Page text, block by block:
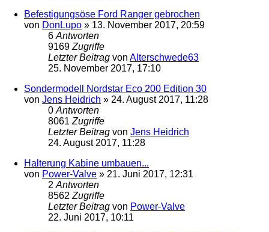
Befestigungsöse Ford Ranger gebrochen
von DonLupo » 13. November 2017, 20:59
6 Antworten
9169 Zugriffe
Letzter Beitrag von Alterschwede63
25. November 2017, 17:10
Sondermodell Nordstar Eco 200 Edition 30
von Jens Heidrich » 24. August 2017, 11:28
0 Antworten
8061 Zugriffe
Letzter Beitrag von Jens Heidrich
24. August 2017, 11:28
Halterung Kabine umbauen...
von Power-Valve » 21. Juni 2017, 12:31
2 Antworten
8562 Zugriffe
Letzter Beitrag von Power-Valve
22. Juni 2017, 10:11